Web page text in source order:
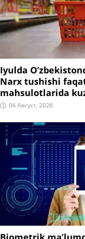
Iyulda
Narx tushishi
mahsulotlarida
06 Август, 2026